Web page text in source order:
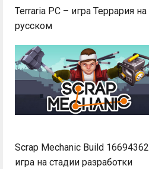
Terraria PC – игра Террария на
русском
Scrap Mechanic Build 16694362
игра на стадии разработки